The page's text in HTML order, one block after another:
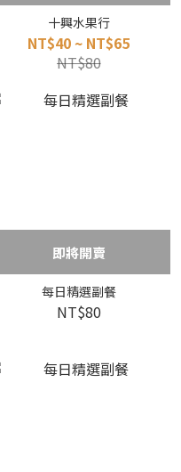
十興水果行
NT$40 ~ NT$65
NT$80
即將開賣
每日精選副餐
NT$80